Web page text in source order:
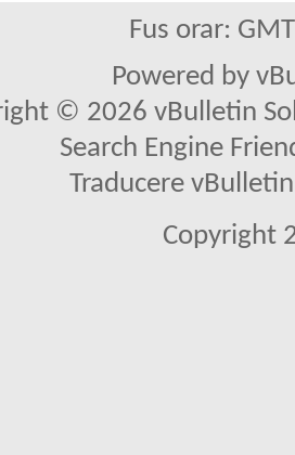
Fus orar:
Powered by
© 2026 vBulletin
Search Engine
Traducere
Copyright